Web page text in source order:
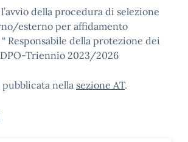
della procedura di selezione
esterno per affidamento
Responsabile della protezione dei
Triennio 2023/2026
nellasezione AT.